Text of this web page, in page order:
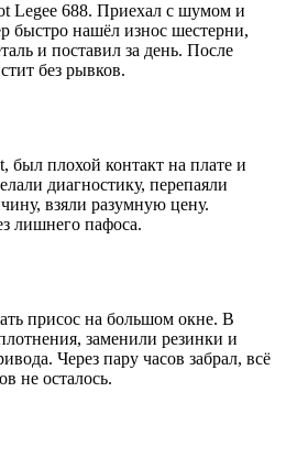
Legee 688. Приехал с шумом и
быстро нашёл износ шестерни,
и поставил за день. После
без рывков.
плохой контакт на плате и
диагностику, перепаяли
взяли разумную цену.
лишнего пафоса.
присос на большом окне. В
заменили резинки и
Через пару часов забрал, всё
не осталось.